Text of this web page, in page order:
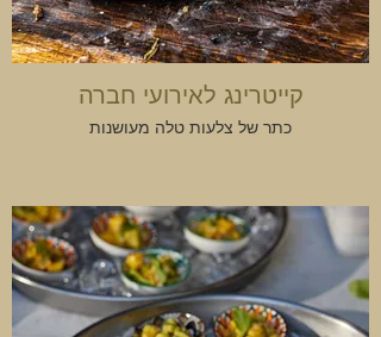
קייטרינג לאירועי חברה
כתר של צלעות טלה מעושנות